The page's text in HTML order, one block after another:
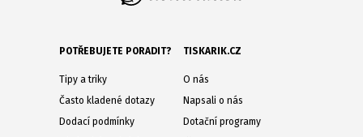
POTŘEBUJETE PORADIT?
Tipy a triky
Často kladené dotazy
Dodací podmínky
TISKARIK.CZ
O nás
Napsali o nás
Dotační programy